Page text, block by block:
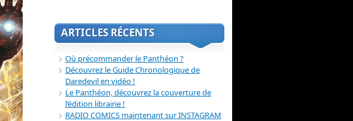
ARTICLES RÉCENTS
Où précommander le Panthéon ?
Découvrez le Guide Chronologique de
Daredevil en vidéo !
Le Panthéon, découvrez la couverture de
l’édition librairie !
RADIO COMICS maintenant sur INSTAGRAM